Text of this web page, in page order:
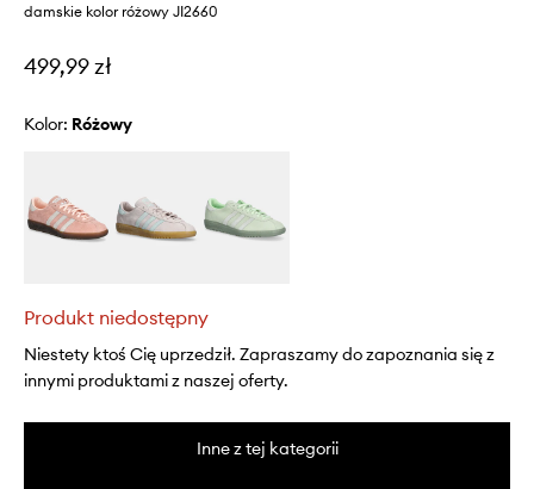
damskie kolor różowy JI2660
499,99 zł
Kolor: różowy
Produkt niedostępny
Niestety ktoś Cię uprzedził. Zapraszamy do zapoznania się z
innymi produktami z naszej oferty.
Inne z tej kategorii